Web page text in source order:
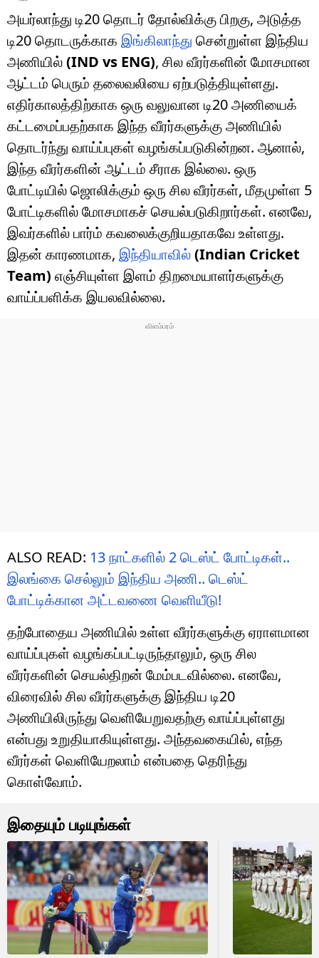
அயர்லாந்து டி20 தொடர் தோல்விக்கு பிறகு, அடுத்த
டி20 தொடருக்காக இங்கிலாந்து சென்றுள்ள இந்திய
அணியில்(IND vs ENG), சில வீரர்களின் மோசமான
ஆட்டம் பெரும் தலைவலியை ஏற்படுத்தியுள்ளது.
எதிர்காலத்திற்காக ஒரு வலுவான டி20 அணியைக்
கட்டமைப்பதற்காக இந்த வீரர்களுக்கு அணியில்
தொடர்ந்து வாய்ப்புகள் வழங்கப்படுகின்றன. ஆனால்,
இந்த வீரர்களின் ஆட்டம் சீராக இல்லை. ஒரு
போட்டியில் ஜொலிக்கும் ஒரு சில வீரர்கள், மீதமுள்ள 5
போட்டிகளில் மோசமாகச் செயல்படுகிறார்கள். எனவே,
இவர்களில் பார்ம் கவலைக்குறியதாகவே உள்ளது.
இதன் காரணமாக, இந்தியாவில்(Indian Cricket
Team) எஞ்சியுள்ள இளம் திறமையாளர்களுக்கு
வாய்ப்பளிக்க இயலவில்லை.
ALSO READ: 13 நாட்களில் 2 டெஸ்ட் போட்டிகள்..
இலங்கை செல்லும் இந்திய அணி.. டெஸ்ட்
போட்டிக்கான அட்டவணை வெளியீடு!
தற்போதைய அணியில் உள்ள வீரர்களுக்கு ஏராளமான
வாய்ப்புகள் வழங்கப்பட்டிருந்தாலும், ஒரு சில
வீரர்களின் செயல்திறன் மேம்படவில்லை. எனவே,
விரைவில் சில வீரர்களுக்கு இந்திய டி20
அணியிலிருந்து வெளியேறுவதற்கு வாய்ப்புள்ளது
என்பது உறுதியாகியுள்ளது. அந்தவகையில், எந்த
வீரர்கள் வெளியேறலாம் என்பதை தெரிந்து
கொள்வோம்.
இதையும் படியுங்கள்